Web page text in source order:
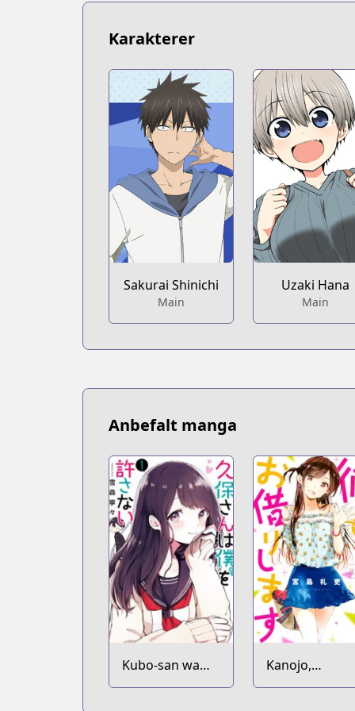
https://www.mangaupdates.com/
Book☆Walker
Karakterer
Sakurai Shinichi
Main
Uzaki Hana
Main
Anbefalt manga
Kubo-san wa
Mob wo
Kanojo,
Okarishimasu